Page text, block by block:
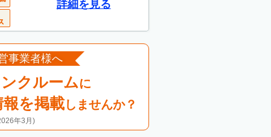
詳細を見る
事業者様へ
クルームに
を掲載しませんか？
年3月)